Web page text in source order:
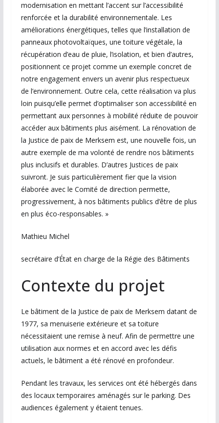
modernisation en mettant l’accent sur l’accessibilité
renforcée et la durabilité environnementale. Les
améliorations énergétiques, telles que l’installation de
panneaux photovoltaïques, une toiture végétale, la
récupération d’eau de pluie, l’isolation, et bien d’autres,
positionnent ce projet comme un exemple concret de
notre engagement envers un avenir plus respectueux
de l’environnement. Outre cela, cette réalisation va plus
loin puisqu’elle permet d’optimaliser son accessibilité en
permettant aux personnes à mobilité réduite de pouvoir
accéder aux bâtiments plus aisément. La rénovation de
la Justice de paix de Merksem est, une nouvelle fois, un
autre exemple de ma volonté de rendre nos bâtiments
plus inclusifs et durables. D’autres Justices de paix
suivront. Je suis particulièrement fier que la vision
élaborée avec le Comité de direction permette,
progressivement, à nos bâtiments publics d’être de plus
en plus éco-responsables. »
Mathieu Michel
secrétaire d’État en charge de la Régie des Bâtiments
Contexte du projet
Le bâtiment de la Justice de paix de Merksem datant de
1977, sa menuiserie extérieure et sa toiture
nécessitaient une remise à neuf. Afin de permettre une
utilisation aux normes et en accord avec les défis
actuels, le bâtiment a été rénové en profondeur.
Pendant les travaux, les services ont été hébergés dans
des locaux temporaires aménagés sur le parking. Des
audiences également y étaient tenues.